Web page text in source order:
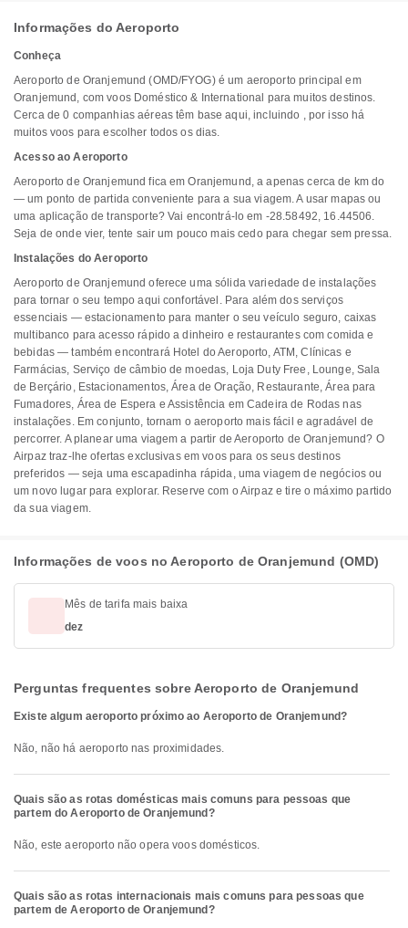
Informações do Aeroporto
Conheça
Aeroporto de Oranjemund (OMD/FYOG) é um aeroporto principal em
Oranjemund, com voos Doméstico & International para muitos destinos.
Cerca de 0 companhias aéreas têm base aqui, incluindo , por isso há
muitos voos para escolher todos os dias.
Acesso ao Aeroporto
Aeroporto de Oranjemund fica em Oranjemund, a apenas cerca de km do
— um ponto de partida conveniente para a sua viagem. A usar mapas ou
uma aplicação de transporte? Vai encontrá-lo em -28.58492, 16.44506.
Seja de onde vier, tente sair um pouco mais cedo para chegar sem pressa.
Instalações do Aeroporto
Aeroporto de Oranjemund oferece uma sólida variedade de instalações
para tornar o seu tempo aqui confortável. Para além dos serviços
essenciais — estacionamento para manter o seu veículo seguro, caixas
multibanco para acesso rápido a dinheiro e restaurantes com comida e
bebidas — também encontrará Hotel do Aeroporto, ATM, Clínicas e
Farmácias, Serviço de câmbio de moedas, Loja Duty Free, Lounge, Sala
de Berçário, Estacionamentos, Área de Oração, Restaurante, Área para
Fumadores, Área de Espera e Assistência em Cadeira de Rodas nas
instalações. Em conjunto, tornam o aeroporto mais fácil e agradável de
percorrer. A planear uma viagem a partir de Aeroporto de Oranjemund? O
Airpaz traz-lhe ofertas exclusivas em voos para os seus destinos
preferidos — seja uma escapadinha rápida, uma viagem de negócios ou
um novo lugar para explorar. Reserve com o Airpaz e tire o máximo partido
da sua viagem.
Informações de voos no Aeroporto de Oranjemund (OMD)
Mês de tarifa mais baixa
dez
Perguntas frequentes sobre Aeroporto de Oranjemund
Existe algum aeroporto próximo ao Aeroporto de Oranjemund?
Não, não há aeroporto nas proximidades.
Quais são as rotas domésticas mais comuns para pessoas que
partem do Aeroporto de Oranjemund?
Não, este aeroporto não opera voos domésticos.
Quais são as rotas internacionais mais comuns para pessoas que
partem de Aeroporto de Oranjemund?